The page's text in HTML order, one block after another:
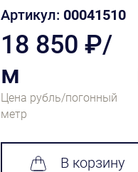
Артикул: 00041510
18 850 ₽/
м
Цена рубль/погонный
метр
В корзину